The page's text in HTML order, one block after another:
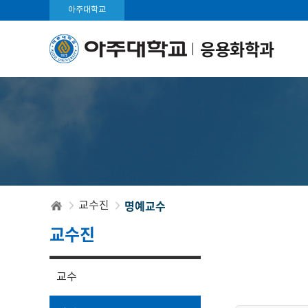
아주대학교
응용화학과
교수진 명예교수
교수진
교수